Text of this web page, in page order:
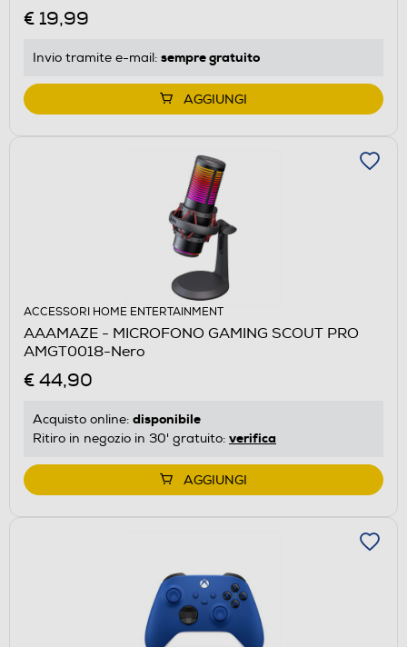
€ 19,99
Invio tramite e-mail: sempre gratuito
AGGIUNGI
ACCESSORI HOME ENTERTAINMENT
AAAMAZE - MICROFONO GAMING SCOUT PRO
AMGT0018-Nero
€ 44,90
Acquisto online: disponibile
Ritiro in negozio in 30' gratuito: verifica
AGGIUNGI